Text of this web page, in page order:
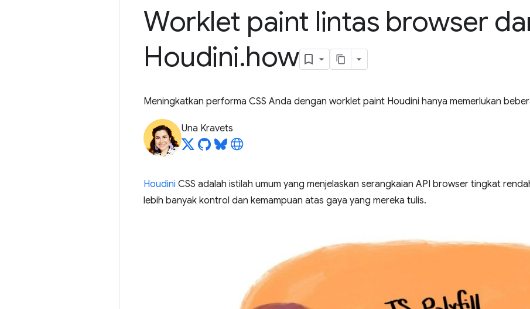
Worklet paint lintas browser
Houdini.how
Meningkatkan performa CSS Anda dengan worklet paint Houdini hanya memerlukan
Una Kravets
Houdini CSS adalah istilah umum yang menjelaskan serangkaian API browser tingkat
lebih banyak kontrol dan kemampuan atas gaya yang mereka tulis.